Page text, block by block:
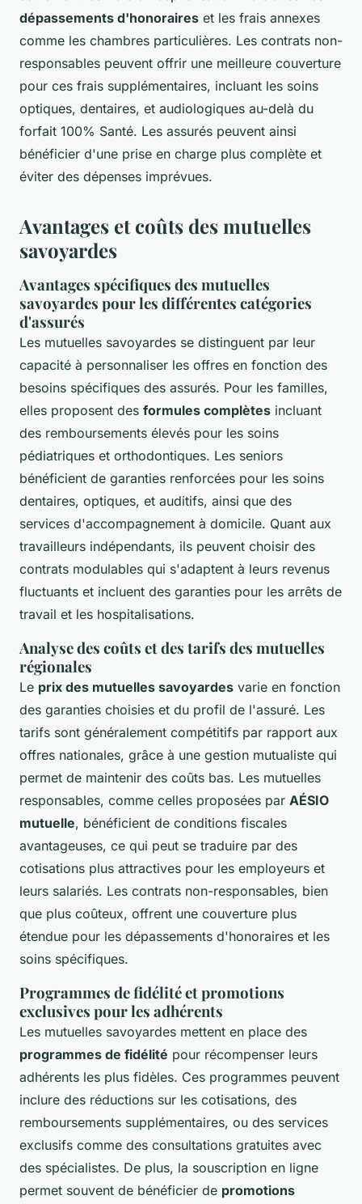
dépassements d'honoraires et les frais annexes
comme les chambres particulières. Les contrats non-
responsables peuvent offrir une meilleure couverture
pour ces frais supplémentaires, incluant les soins
optiques, dentaires, et audiologiques au-delà du
forfait 100% Santé. Les assurés peuvent ainsi
bénéficier d'une prise en charge plus complète et
éviter des dépenses imprévues.
Avantages et coûts des mutuelles
savoyardes
Avantages spécifiques des mutuelles
savoyardes pour les différentes catégories
d'assurés
Les mutuelles savoyardes se distinguent par leur
capacité à personnaliser les offres en fonction des
besoins spécifiques des assurés. Pour les familles,
elles proposent des formules complètes incluant
des remboursements élevés pour les soins
pédiatriques et orthodontiques. Les seniors
bénéficient de garanties renforcées pour les soins
dentaires, optiques, et auditifs, ainsi que des
services d'accompagnement à domicile. Quant aux
travailleurs indépendants, ils peuvent choisir des
contrats modulables qui s'adaptent à leurs revenus
fluctuants et incluent des garanties pour les arrêts de
travail et les hospitalisations.
Analyse des coûts et des tarifs des mutuelles
régionales
Le prix des mutuelles savoyardes varie en fonction
des garanties choisies et du profil de l'assuré. Les
tarifs sont généralement compétitifs par rapport aux
offres nationales, grâce à une gestion mutualiste qui
permet de maintenir des coûts bas. Les mutuelles
responsables, comme celles proposées par AÉSIO
mutuelle, bénéficient de conditions fiscales
avantageuses, ce qui peut se traduire par des
cotisations plus attractives pour les employeurs et
leurs salariés. Les contrats non-responsables, bien
que plus coûteux, offrent une couverture plus
étendue pour les dépassements d'honoraires et les
soins spécifiques.
Programmes de fidélité et promotions
exclusives pour les adhérents
Les mutuelles savoyardes mettent en place des
programmes de fidélité pour récompenser leurs
adhérents les plus fidèles. Ces programmes peuvent
inclure des réductions sur les cotisations, des
remboursements supplémentaires, ou des services
exclusifs comme des consultations gratuites avec
des spécialistes. De plus, la souscription en ligne
permet souvent de bénéficier de promotions